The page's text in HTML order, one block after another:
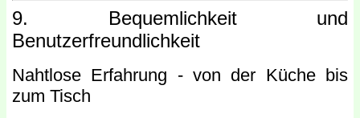
9. Bequemlichkeit und
Benutzerfreundlichkeit
Nahtlose Erfahrung - von der Küche bis
zum Tisch